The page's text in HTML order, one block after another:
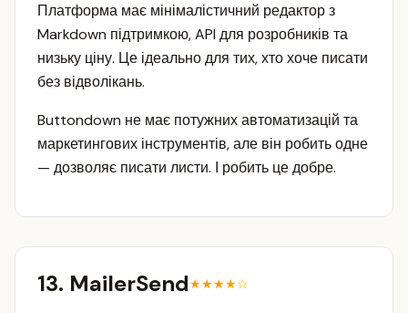
Платформа має мінімалістичний редактор з
Markdown підтримкою, API для розробників та
низьку ціну. Це ідеально для тих, хто хоче писати
без відволікань.
Buttondown не має потужних автоматизацій та
маркетингових інструментів, але він робить одне
— дозволяє писати листи. І робить це добре.
13. MailerSend★★★★☆